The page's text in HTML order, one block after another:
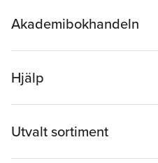
Akademibokhandeln
Hjälp
Utvalt sortiment